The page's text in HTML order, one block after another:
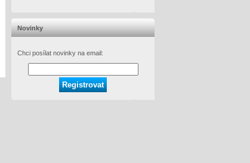
Novinky
Chci posílat novinky na email: